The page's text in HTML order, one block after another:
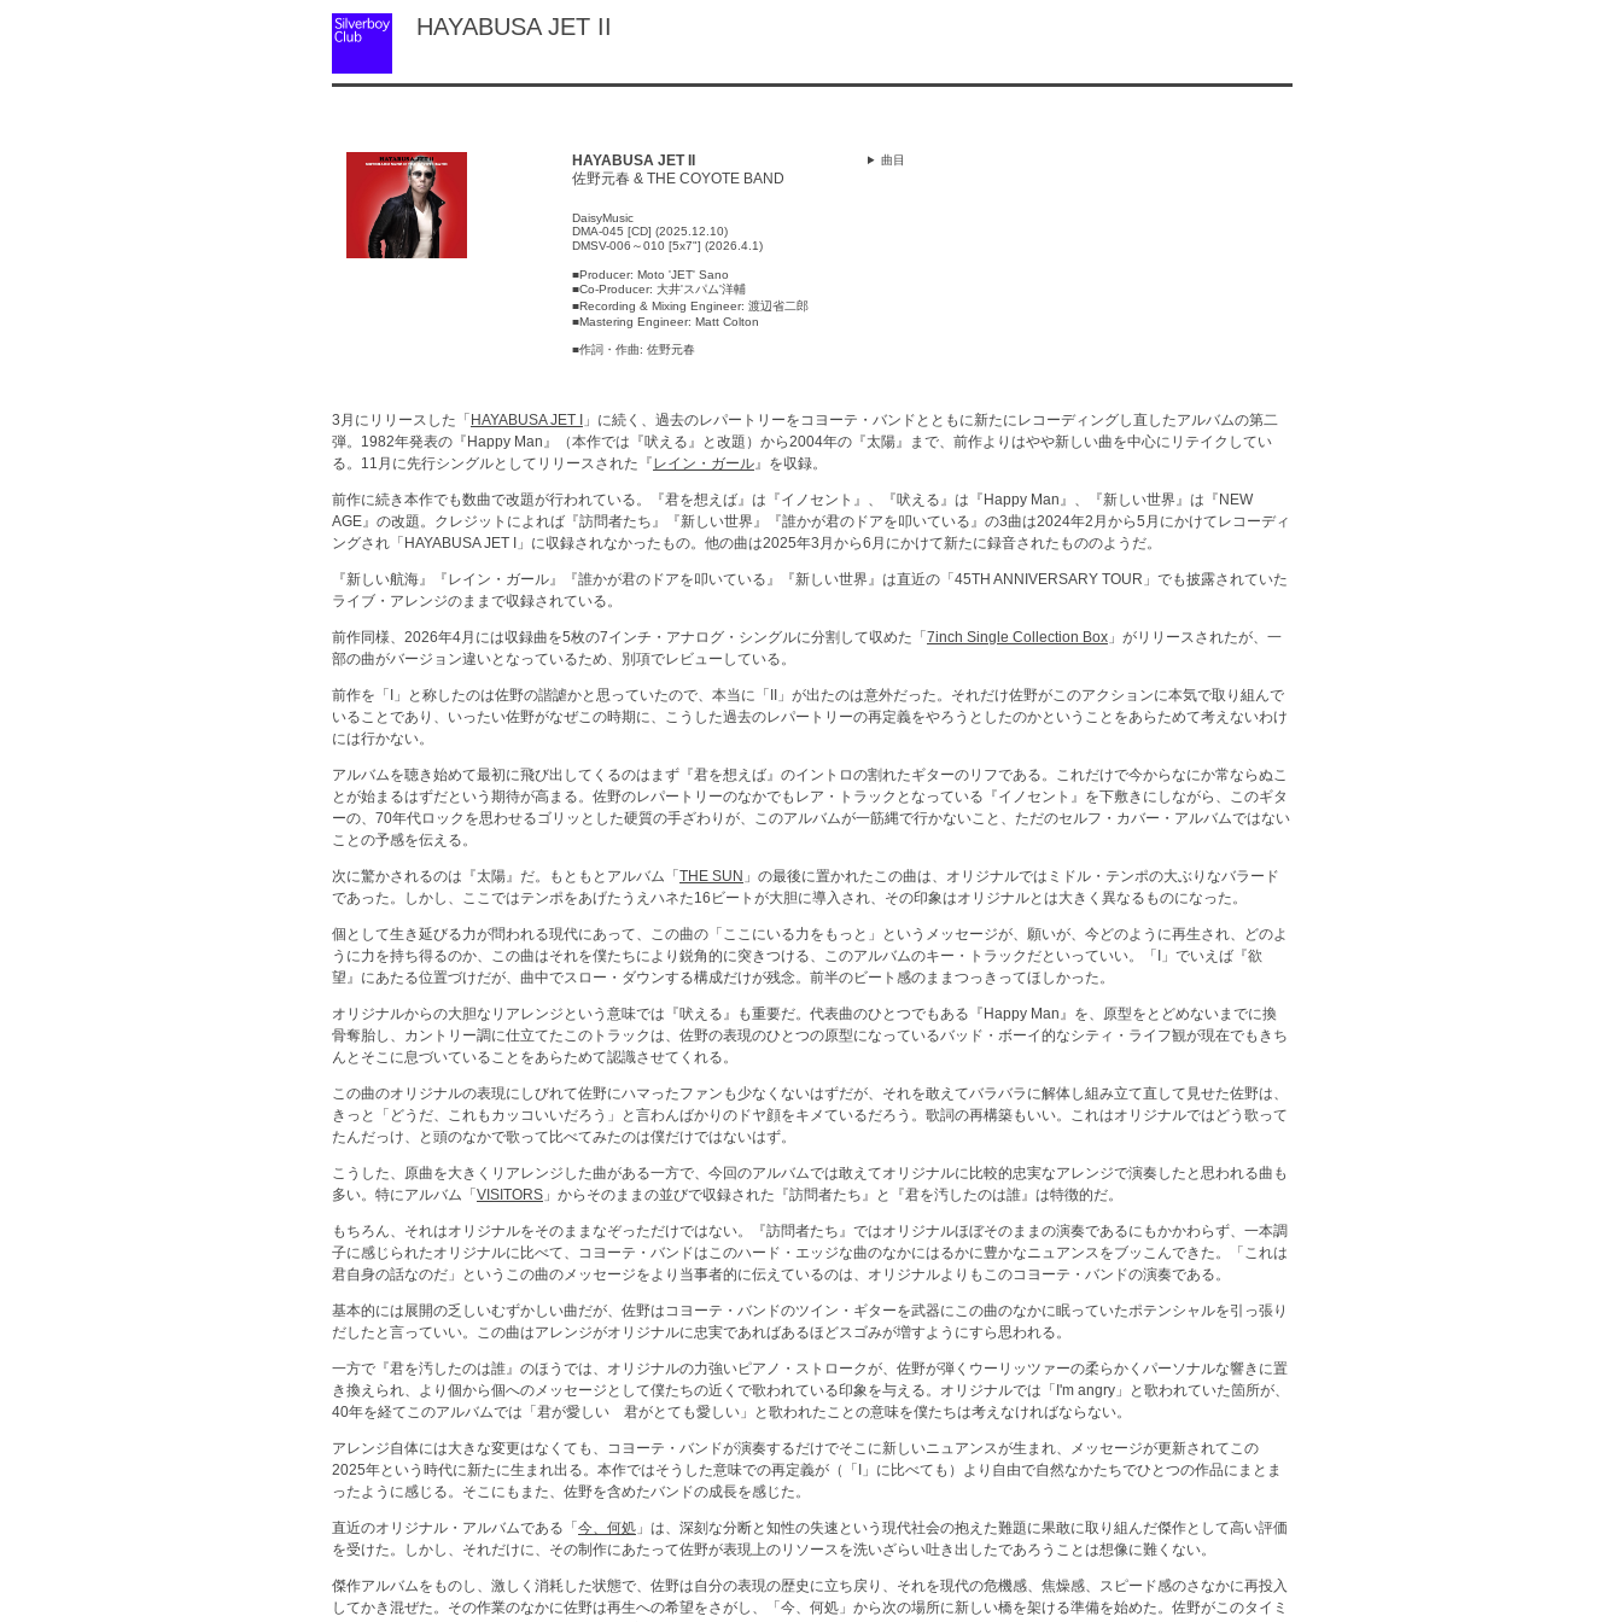
HAYABUSA JET II
HAYABUSA JET II
佐野元春 & THE COYOTE BAND
DaisyMusic
DMA-045 [CD] (2025.12.10)
DMSV-006～010 [5x7"] (2026.4.1)
■Producer: Moto 'JET' Sano
■Co-Producer: 大井'スパム'洋輔
■Recording & Mixing Engineer: 渡辺省二郎
■Mastering Engineer: Matt Colton
■作詞・作曲: 佐野元春
曲目
3月にリリースした「 HAYABUSA JET I
」に続く、過去のレパートリーをコヨーテ・バンドとともに新たにレコーディングし直したアルバムの第二
弾。1982年発表の『Happy Man』（本作では『吠える』と改題）から2004年の『太陽』まで、前作よりはやや新しい曲を中心にリテイクしてい
る。11月に先行シングルとしてリリースされた『レイン・ガール』を収録。
前作に続き本作でも数曲で改題が行われている。『君を想えば』は『イノセント』、『吠える』は『Happy Man』、『新しい世界』は『NEW
AGE』の改題。クレジットによれば『訪問者たち』『新しい世界』『誰かが君のドアを叩いている』の3曲は2024年2月から5月にかけてレコーディ
ングされ「HAYABUSA JET I」に収録されなかったもの。他の曲は2025年3月から6月にかけて新たに録音されたもののようだ。
『新しい航海』『レイン・ガール』『誰かが君のドアを叩いている』『新しい世界』は直近の「45TH ANNIVERSARY TOUR」でも披露されていた
ライブ・アレンジのままで収録されている。
前作同様、2026年4月には収録曲を5枚の7インチ・アナログ・シングルに分割して収めた「 7inch Single Collection Box 」がリリースされたが、一
部の曲がバージョン違いとなっているため、別項でレビューしている。
前作を「I」と称したのは佐野の諧謔かと思っていたので、本当に「II」が出たのは意外だった。それだけ佐野がこのアクションに本気で取り組んで
いることであり、いったい佐野がなぜこの時期に、こうした過去のレパートリーの再定義をやろうとしたのかということをあらためて考えないわけ
には行かない。
アルバムを聴き始めて最初に飛び出してくるのはまず『君を想えば』のイントロの割れたギターのリフである。これだけで今からなにか常ならぬこ
とが始まるはずだという期待が高まる。佐野のレパートリーのなかでもレア・トラックとなっている『イノセント』を下敷きにしながら、このギタ
ーの、70年代ロックを思わせるゴリッとした硬質の手ざわりが、このアルバムが一筋縄で行かないこと、ただのセルフ・カバー・アルバムではない
ことの予感を伝える。
次に驚かされるのは『太陽』だ。もともとアルバム「 THE SUN 」の最後に置かれたこの曲は、オリジナルではミドル・テンポの大ぶりなバラード
であった。しかし、ここではテンポをあげたうえハネた16ビートが大胆に導入され、その印象はオリジナルとは大きく異なるものになった。
個として生き延びる力が問われる現代にあって、この曲の「ここにいる力をもっと」というメッセージが、願いが、今どのように再生され、どのよ
うに力を持ち得るのか、この曲はそれを僕たちにより鋭角的に突きつける、このアルバムのキー・トラックだといっていい。「I」でいえば『欲
望』にあたる位置づけだが、曲中でスロー・ダウンする構成だけが残念。前半のビート感のままつっきってほしかった。
オリジナルからの大胆なリアレンジという意味では『吠える』も重要だ。代表曲のひとつでもある『Happy Man』を、原型をとどめないまでに換
骨奪胎し、カントリー調に仕立てたこのトラックは、佐野の表現のひとつの原型になっているバッド・ボーイ的なシティ・ライフ観が現在でもきち
んとそこに息づいていることをあらためて認識させてくれる。
この曲のオリジナルの表現にしびれて佐野にハマったファンも少なくないはずだが、それを敢えてバラバラに解体し組み立て直して見せた佐野は、
きっと「どうだ、これもカッコいいだろう」と言わんばかりのドヤ顔をキメているだろう。歌詞の再構築もいい。これはオリジナルではどう歌って
たんだっけ、と頭のなかで歌って比べてみたのは僕だけではないはず。
こうした、原曲を大きくリアレンジした曲がある一方で、今回のアルバムでは敢えてオリジナルに比較的忠実なアレンジで演奏したと思われる曲も
多い。特にアルバム「 VISITORS 」からそのままの並びで収録された『訪問者たち』と『君を汚したのは誰』は特徴的だ。
もちろん、それはオリジナルをそのままなぞっただけではない。『訪問者たち』ではオリジナルほぼそのままの演奏であるにもかかわらず、一本調
子に感じられたオリジナルに比べて、コヨーテ・バンドはこのハード・エッジな曲のなかにはるかに豊かなニュアンスをブッこんできた。「これは
君自身の話なのだ」というこの曲のメッセージをより当事者的に伝えているのは、オリジナルよりもこのコヨーテ・バンドの演奏である。
基本的には展開の乏しいむずかしい曲だが、佐野はコヨーテ・バンドのツイン・ギターを武器にこの曲のなかに眠っていたポテンシャルを引っ張り
だしたと言っていい。この曲はアレンジがオリジナルに忠実であればあるほどスゴみが増すようにすら思われる。
一方で『君を汚したのは誰』のほうでは、オリジナルの力強いピアノ・ストロークが、佐野が弾くウーリッツァーの柔らかくパーソナルな響きに置
き換えられ、より個から個へのメッセージとして僕たちの近くで歌われている印象を与える。オリジナルでは「I'm angry」と歌われていた箇所が、
40年を経てこのアルバムでは「君が愛しい 君がとても愛しい」と歌われたことの意味を僕たちは考えなければならない。
アレンジ自体には大きな変更はなくても、コヨーテ・バンドが演奏するだけでそこに新しいニュアンスが生まれ、メッセージが更新されてこの
2025年という時代に新たに生まれ出る。本作ではそうした意味での再定義が（「I」に比べても）より自由で自然なかたちでひとつの作品にまとま
ったように感じる。そこにもまた、佐野を含めたバンドの成長を感じた。
直近のオリジナル・アルバムである「 今、何処 」は、深刻な分断と知性の失速という現代社会の抱えた難題に果敢に取り組んだ傑作として高い評価
を受けた。しかし、それだけに、その制作にあたって佐野が表現上のリソースを洗いざらい吐き出したであろうことは想像に難くない。
傑作アルバムをものし、激しく消耗した状態で、佐野は自分の表現の歴史に立ち戻り、それを現代の危機感、焦燥感、スピード感のさなかに再投入
してかき混ぜた。その作業のなかに佐野は再生への希望をさがし、「今、何処」から次の場所に新しい橋を架ける準備を始めた。佐野がこのタイミ